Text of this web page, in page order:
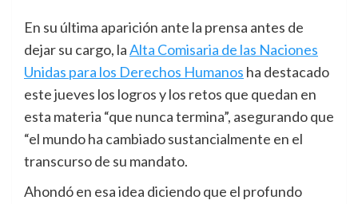
En su última aparición ante la prensa antes de
dejar su cargo, laAlta Comisaria de las Naciones
Unidas para los Derechos Humanos ha destacado
este jueves los logros y los retos que quedan en
esta materia “que nunca termina”, asegurando que
“el mundo ha cambiado sustancialmente en el
transcurso de su mandato.
Ahondó en esa idea diciendo que el profundo